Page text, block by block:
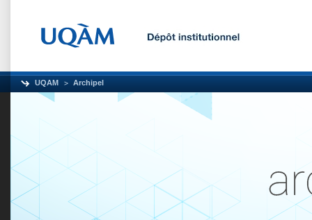
UQAM Archipel